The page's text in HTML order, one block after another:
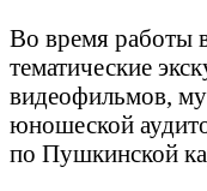
Во время работы
тематические
видеофильмов,
юношеской
по Пушкинской